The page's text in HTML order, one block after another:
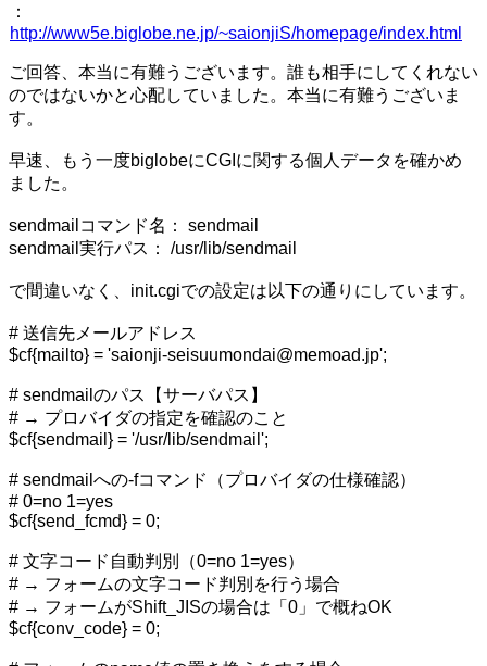
：
http://www5e.biglobe.ne.jp/~saionjiS/homepage/index.html
ご回答、本当に有難うございます。誰も相手にしてくれない
のではないかと心配していました。本当に有難うございま
す。
早速、もう一度biglobeにCGIに関する個人データを確かめ
ました。
sendmailコマンド名： sendmail
sendmail実行パス： /usr/lib/sendmail
で間違いなく、init.cgiでの設定は以下の通りにしています。
# 送信先メールアドレス
$cf{mailto} = 'saionji-seisuumondai@memoad.jp';
# sendmailのパス【サーバパス】
# → プロバイダの指定を確認のこと
$cf{sendmail} = '/usr/lib/sendmail';
# sendmailへの-fコマンド（プロバイダの仕様確認）
# 0=no 1=yes
$cf{send_fcmd} = 0;
# 文字コード自動判別（0=no 1=yes）
# → フォームの文字コード判別を行う場合
# → フォームがShift_JISの場合は「0」で概ねOK
$cf{conv_code} = 0;